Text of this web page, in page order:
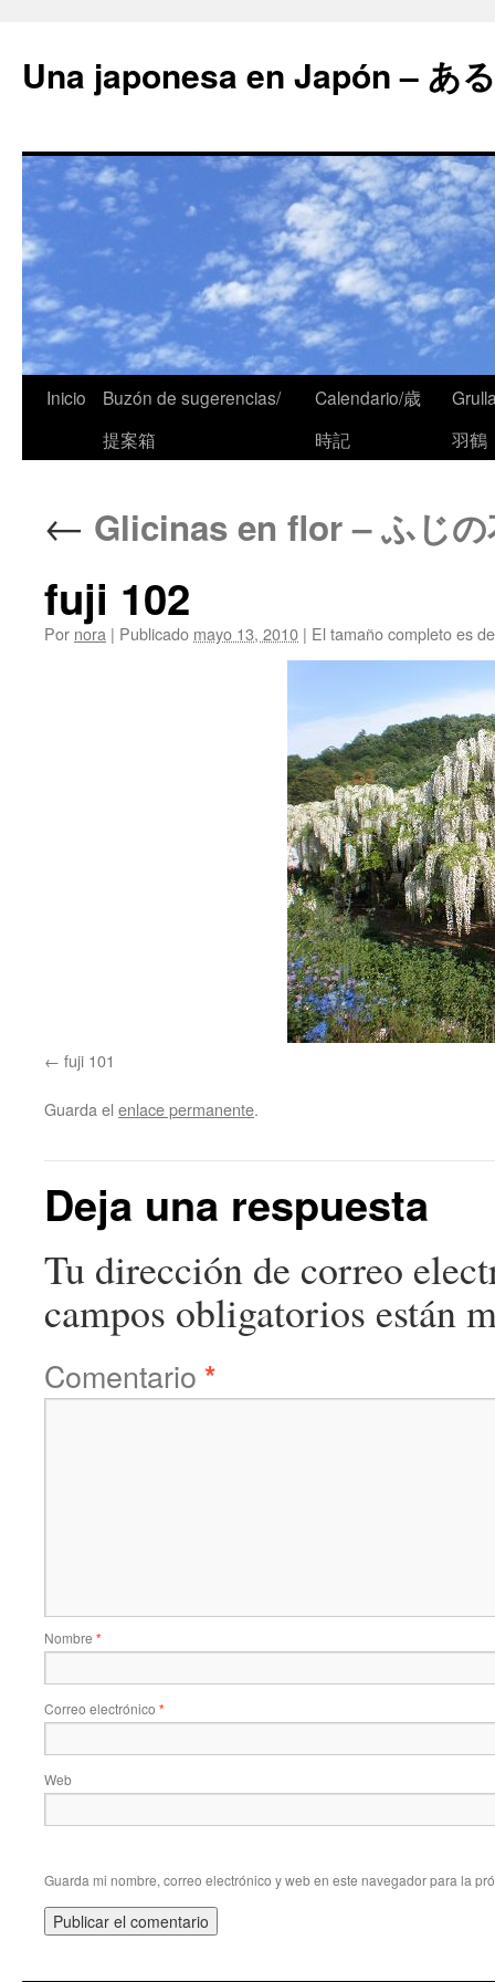
Una japonesa en Japón – あ
Inicio
Buzón de sugerencias/
提案箱
Calendario/歳
時記
羽鶴
← Glicinas en flor – ふじ
fuji 102
Por nora | Publicado mayo 13, 2010 | El tamaño completo es
fuji 101
Guarda el enlace permanente.
Deja una respuesta
Tu dirección de correo
campos obligatorios están
Comentario *
Nombre *
Correo electrónico *
Web
Guarda mi nombre, correo electrónico y web en este navegador para la